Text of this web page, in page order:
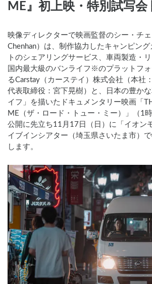
ME』初上映・特別試写会
映像ディレクターで映画監督のシー・チ
Chenhan）は、制作協力したキャンピン
トのシェアリングサービス、車両製造・
国内最大級のバンライフ※のプラットフ
るCarstay（カーステイ）株式会社（本社
代表取締役：宮下晃樹）と、日本の豊か
イフ」を描いたドキュメンタリー映画「
ME（ザ・ロード・トュー・ミー）」（1
公開に先立ち11月17日（日）に「イオン
イブインシアター（埼玉県さいたま市）
します。